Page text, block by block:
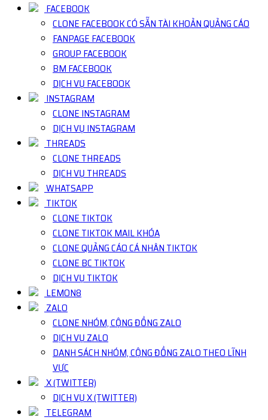
FACEBOOK
CLONE FACEBOOK CÓ SẴN TÀI KHOẢN QUẢNG CÁO
FANPAGE FACEBOOK
GROUP FACEBOOK
BM FACEBOOK
DỊCH VỤ FACEBOOK
INSTAGRAM
CLONE INSTAGRAM
DỊCH VỤ INSTAGRAM
THREADS
CLONE THREADS
DỊCH VỤ THREADS
WHATSAPP
TIKTOK
CLONE TIKTOK
CLONE TIKTOK MAIL KHÓA
CLONE QUẢNG CÁO CÁ NHÂN TIKTOK
CLONE BC TIKTOK
DỊCH VỤ TIKTOK
LEMON8
ZALO
CLONE NHÓM, CỘNG ĐỒNG ZALO
DỊCH VỤ ZALO
DANH SÁCH NHÓM, CỘNG ĐỒNG ZALO THEO LĨNH
VỰC
X (TWITTER)
DỊCH VỤ X (TWITTER)
TELEGRAM